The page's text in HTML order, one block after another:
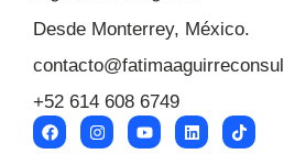
Desde Monterrey, México.
+52 614 608 6749